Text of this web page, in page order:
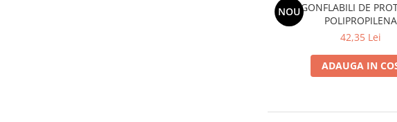
NOU
SACI GONFLABILI DE
POLIPROPILENA
42,35 Lei
ADAUGA IN